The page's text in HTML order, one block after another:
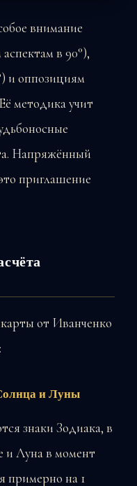
внимание
в 90°),
и оппозициям
методика учит
Напряжённый
приглашение
от Иванченко
и Луны
знаки Зодиака, в
и Луна в момент
примерно на 1